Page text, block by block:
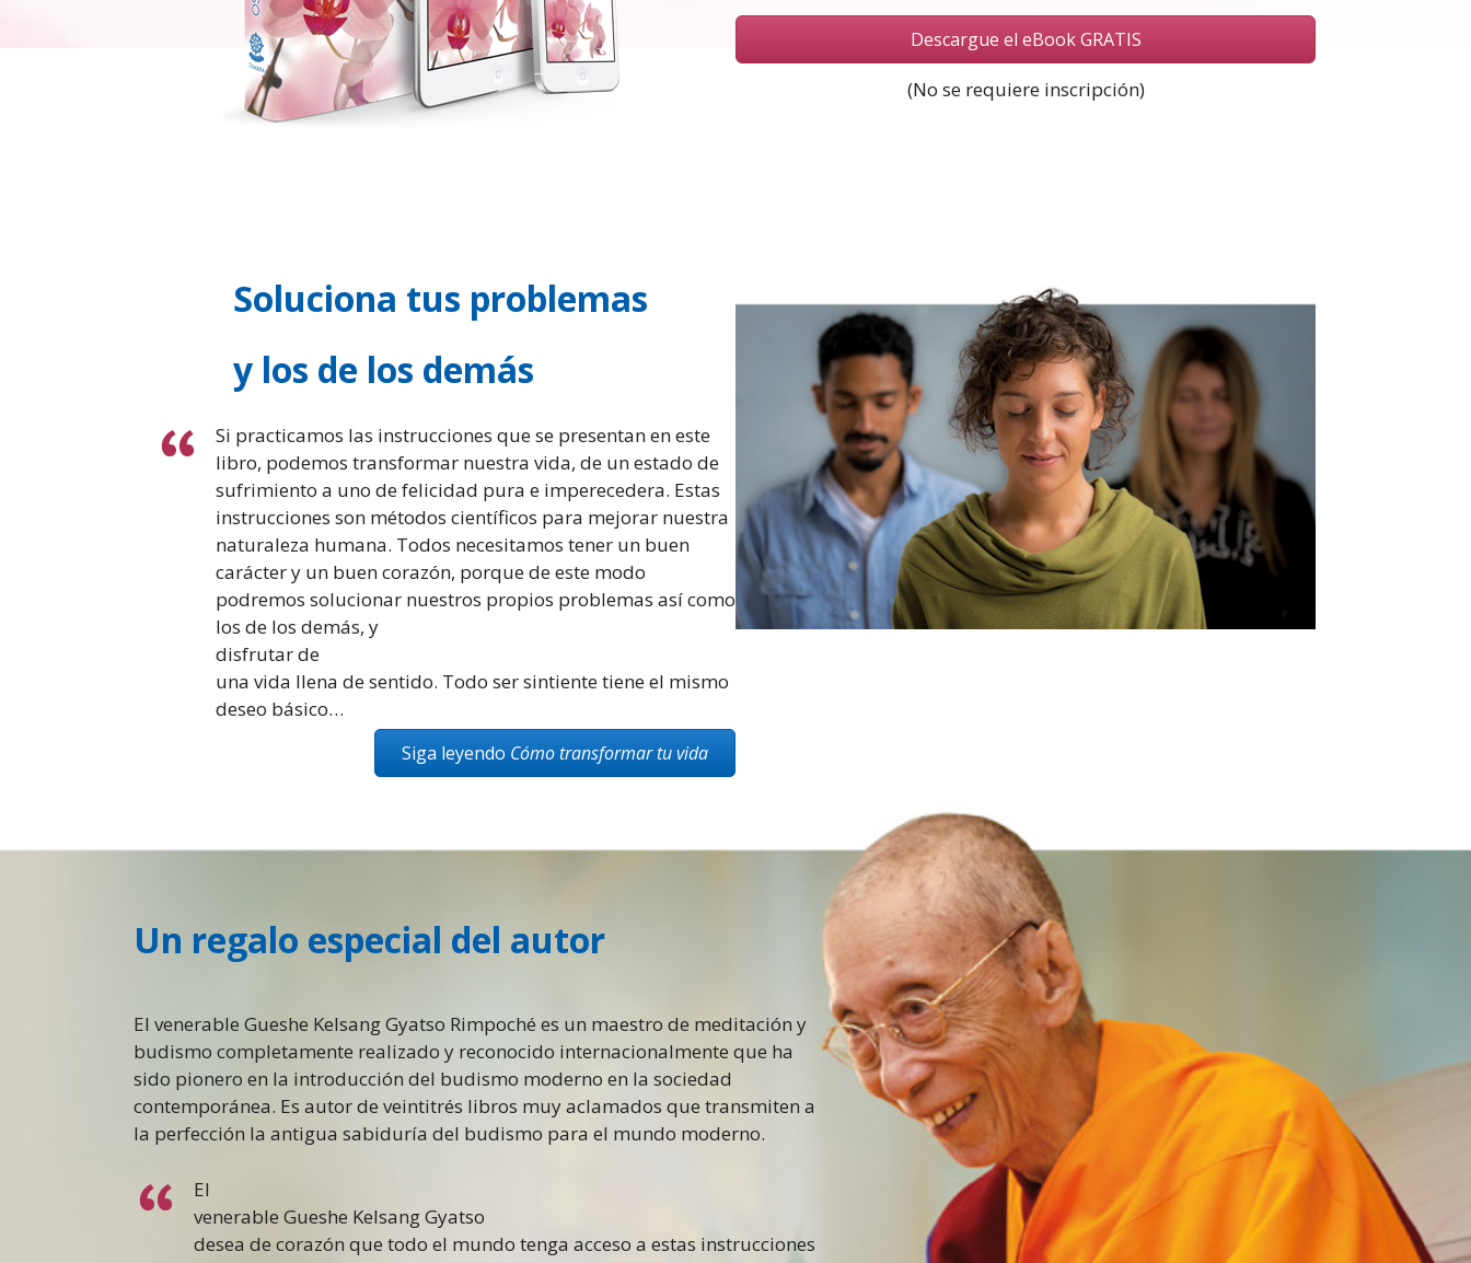
Soluciona tus problemas
y los de los demás
Si practicamos las instrucciones que se presentan en este
libro, podemos transformar nuestra vida, de un estado de
sufrimiento a uno de felicidad pura e imperecedera. Estas
instrucciones son métodos científicos para mejorar nuestra
naturaleza humana. Todos necesitamos tener un buen
carácter y un buen corazón, porque de este modo
podremos solucionar nuestros propios problemas así como
los de los demás, y
disfrutar de
una vida llena de sentido. Todo ser sintiente tiene el mismo
deseo básico…
Siga leyendo Cómo transformar tu vida
Descargue el eBook GRATIS
(No se requiere inscripción)
Un regalo especial del autor
El venerable Gueshe Kelsang Gyatso Rimpoché es un maestro de meditación y
budismo completamente realizado y reconocido internacionalmente que ha
sido pionero en la introducción del budismo moderno en la sociedad
contemporánea. Es autor de veintitrés libros muy aclamados que transmiten a
la perfección la antigua sabiduría del budismo para el mundo moderno.
El
venerable Gueshe Kelsang Gyatso
desea de corazón que todo el mundo tenga acceso a estas instrucciones